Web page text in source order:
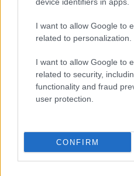
I want to allow Google to
related to personalization.
I want to allow Google to
related to security,
functionality and fraud
user protection.
CONFIRM